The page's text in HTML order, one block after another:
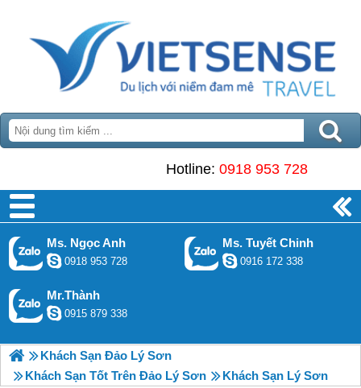
Hotline: 0918 953 728
Ms. Ngọc Anh
0918 953 728
Ms. Tuyết Chinh
0916 172 338
Mr.Thành
0915 879 338
Khách Sạn Đảo Lý Sơn
Khách Sạn Tốt Trên Đảo Lý Sơn
Khách Sạn Lý Sơn